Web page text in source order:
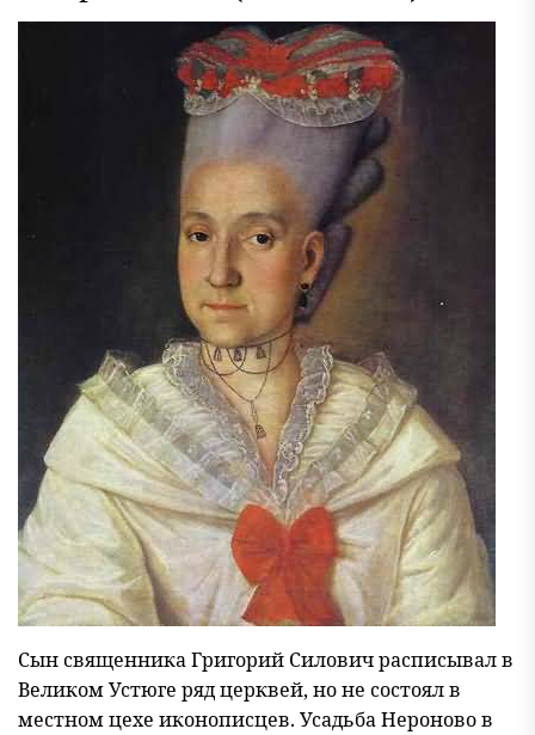
Сын священника Григорий Силович расписывал в
Великом Устюге ряд церквей, но не состоял в
местном цехе иконописцев. Усадьба Нероново в